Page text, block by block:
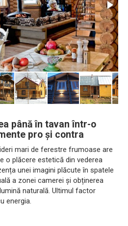
până în tavan într-o
pro și contra
mari de ferestre frumoase are
o plăcere estetică din vederea
unei imagini plăcute în spatele
a zonei camerei și obținerea
naturală. Ultimul factor
energia.